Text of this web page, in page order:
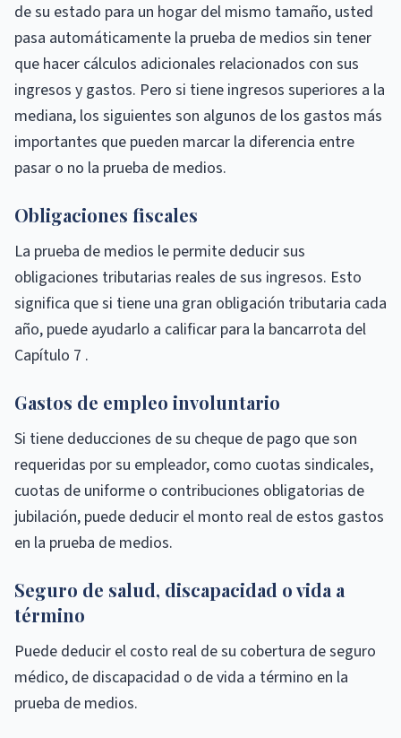
de su estado para un hogar del mismo tamaño, usted
pasa automáticamente la prueba de medios sin tener
que hacer cálculos adicionales relacionados con sus
ingresos y gastos. Pero si tiene ingresos superiores a la
mediana, los siguientes son algunos de los gastos más
importantes que pueden marcar la diferencia entre
pasar o no la prueba de medios.
Obligaciones fiscales
La prueba de medios le permite deducir sus
obligaciones tributarias reales de sus ingresos. Esto
significa que si tiene una gran obligación tributaria cada
año, puede ayudarlo a calificar para la bancarrota del
Capítulo 7 .
Gastos de empleo involuntario
Si tiene deducciones de su cheque de pago que son
requeridas por su empleador, como cuotas sindicales,
cuotas de uniforme o contribuciones obligatorias de
jubilación, puede deducir el monto real de estos gastos
en la prueba de medios.
Seguro de salud, discapacidad o vida a
término
Puede deducir el costo real de su cobertura de seguro
médico, de discapacidad o de vida a término en la
prueba de medios.